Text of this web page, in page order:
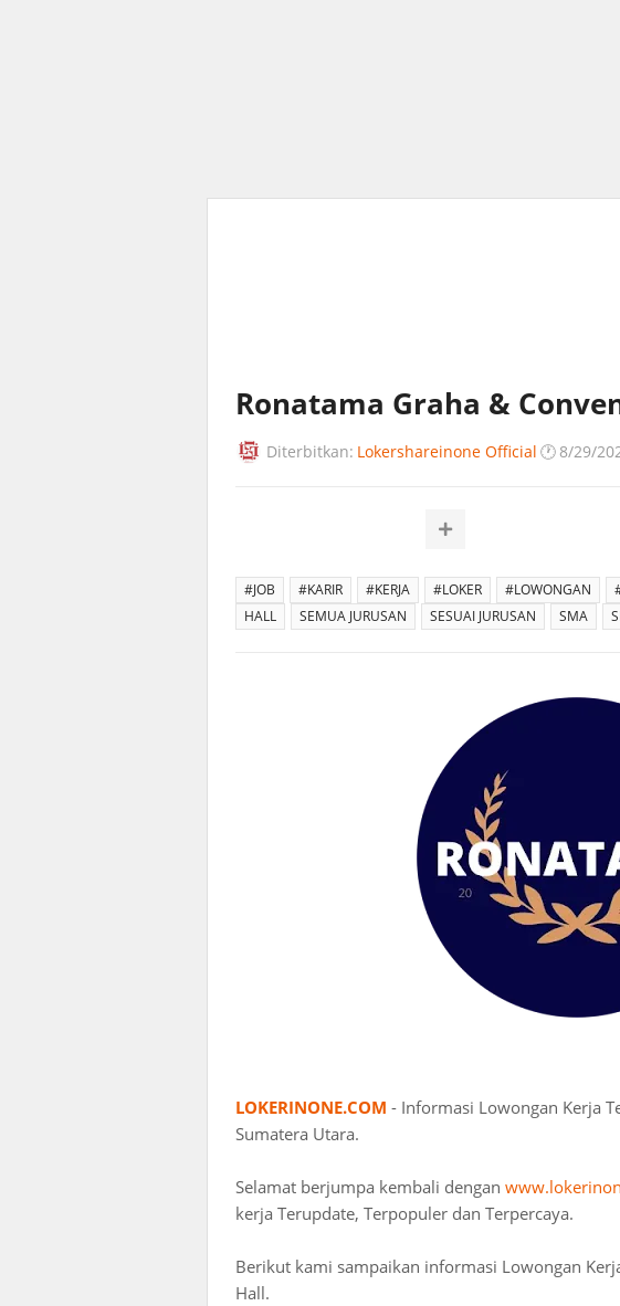
Ronatama Graha &
Diterbitkan: Lokershareinone Official 🕐 8/29/
#JOB #KARIR #KERJA #LOKER #LOWONGAN
HALL
SEMUA JURUSAN SESUAI JURUSAN SMA
LOKERINONE.COM - Informasi Lowongan Kerja
Sumatera Utara.
Selamat berjumpa kembali dengan
kerja Terupdate, Terpopuler dan Terpercaya.
Berikut kami sampaikan informasi Lowongan
Hall.